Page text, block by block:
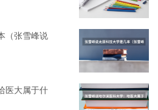
（张雪峰说
医大属于什